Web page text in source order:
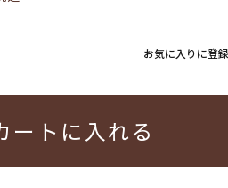
お気に入りに登
ートに入れる